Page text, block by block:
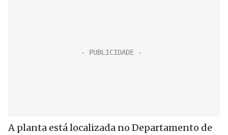
A planta está localizada no Departamento de